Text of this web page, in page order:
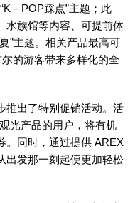
－POP踩点”主题；此
水族馆等内容、可提前体
”主题。相关产品最高可
的游客带来多样化的全
推出了特别促销活动。活
光产品的用户，将有机
。同时，通过提供 AREX
出发那一刻起便更加轻松